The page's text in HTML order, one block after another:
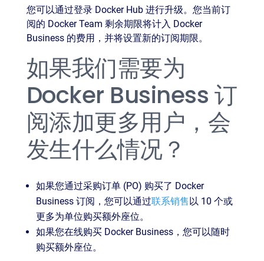
您可以通过登录 Docker Hub 进行升级。您当前订
阅的 Docker Team 剩余期限将计入 Docker
Business 的费用，并将设置新的订阅期限。
如果我们需要为
Docker Business 订
阅添加更多用户，会
发生什么情况？
如果您通过采购订单 (PO) 购买了 Docker
Business 订阅，您可以通过联系销售以 10 个或
更多为单位购买额外座位。
如果您在线购买 Docker Business，您可以随时
购买额外座位。